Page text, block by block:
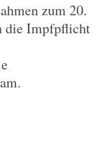
zum 20.
die Impfpflicht